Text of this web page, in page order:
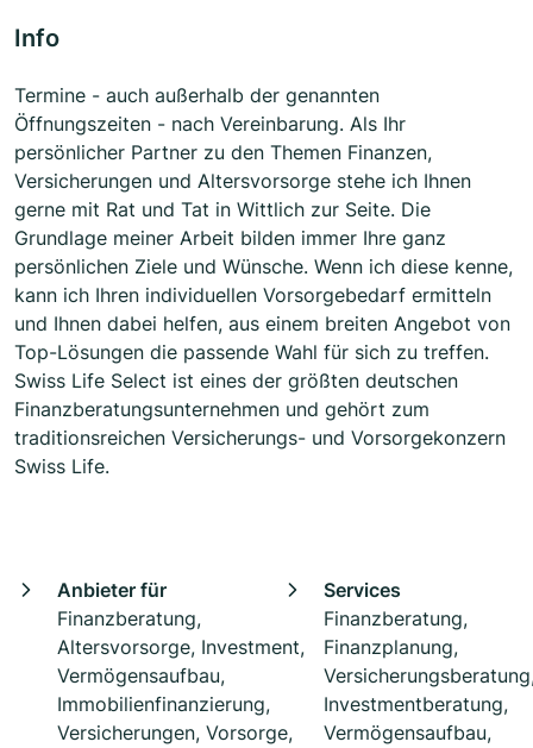
Info
Termine - auch außerhalb der genannten
Öffnungszeiten - nach Vereinbarung. Als Ihr
persönlicher Partner zu den Themen Finanzen,
Versicherungen und Altersvorsorge stehe ich Ihnen
gerne mit Rat und Tat in Wittlich zur Seite. Die
Grundlage meiner Arbeit bilden immer Ihre ganz
persönlichen Ziele und Wünsche. Wenn ich diese kenne,
kann ich Ihren individuellen Vorsorgebedarf ermitteln
und Ihnen dabei helfen, aus einem breiten Angebot von
Top-Lösungen die passende Wahl für sich zu treffen.
Swiss Life Select ist eines der größten deutschen
Finanzberatungsunternehmen und gehört zum
traditionsreichen Versicherungs- und Vorsorgekonzern
Swiss Life.
Anbieter für
Finanzberatung,
Altersvorsorge, Investment,
Vermögensaufbau,
Immobilienfinanzierung,
Versicherungen, Vorsorge,
Services
Finanzberatung,
Finanzplanung,
Investmentberatung,
Vermögensaufbau,